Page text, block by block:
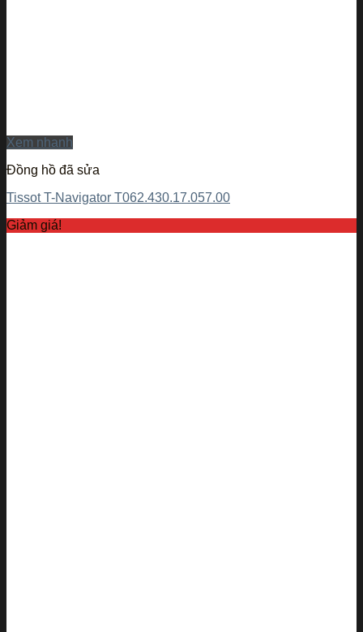
Xem nhanh
Đồng hồ đã sửa
Tissot T-Navigator T062.430.17.057.00
Giảm giá!